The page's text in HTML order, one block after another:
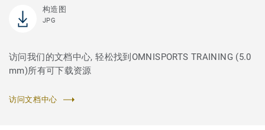
构造图
JPG
访问我们的文档中心, 轻松找到OMNISPORTS TRAINING (5.0
mm)所有可下载资源
访问文档中心